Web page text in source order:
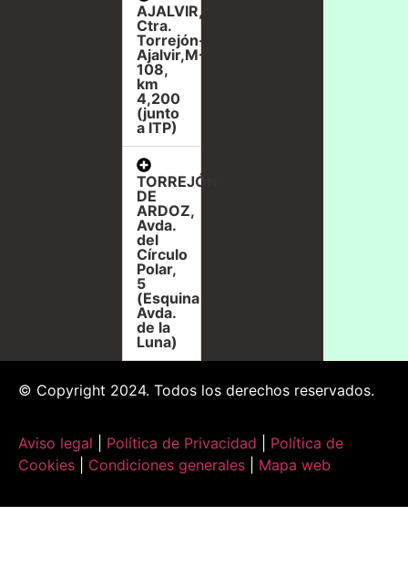
AJALVIR,
Ctra.
Torrejón-
Ajalvir,M-
108,
km
4,200
(junto
a ITP)
TORREJÓN
DE
ARDOZ,
Avda.
del
Círculo
Polar,
5
(Esquina
Avda.
de la
Luna)
© Copyright 2024. Todos los derechos reservados.
Aviso legal Política de Privacidad
Política de
Cookies
Condiciones generales Mapa web